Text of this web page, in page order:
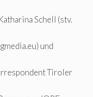
Schell (stv.
und
Tiroler